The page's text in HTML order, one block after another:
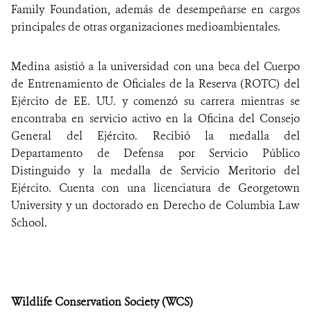
Family Foundation, además de desempeñarse en cargos
principales de otras organizaciones medioambientales.
Medina asistió a la universidad con una beca del Cuerpo
de Entrenamiento de Oficiales de la Reserva (ROTC) del
Ejército de EE. UU. y comenzó su carrera mientras se
encontraba en servicio activo en la Oficina del Consejo
General del Ejército. Recibió la medalla del
Departamento de Defensa por Servicio Público
Distinguido y la medalla de Servicio Meritorio del
Ejército. Cuenta con una licenciatura de Georgetown
University y un doctorado en Derecho de Columbia Law
School.
Wildlife Conservation Society (WCS)